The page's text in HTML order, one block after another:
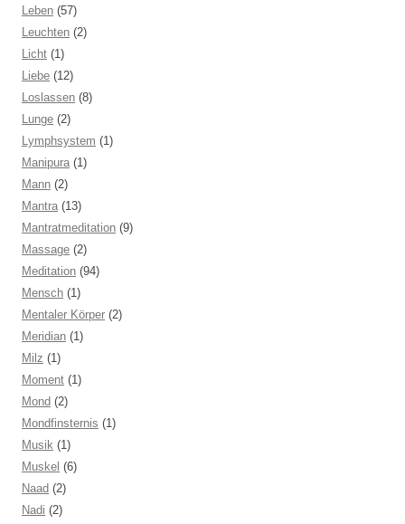
Leben (57)
Leuchten (2)
Licht (1)
Liebe (12)
Loslassen (8)
Lunge (2)
Lymphsystem (1)
Manipura (1)
Mann (2)
Mantra (13)
Mantratmeditation (9)
Massage (2)
Meditation (94)
Mensch (1)
Mentaler Körper (2)
Meridian (1)
Milz (1)
Moment (1)
Mond (2)
Mondfinsternis (1)
Musik (1)
Muskel (6)
Naad (2)
Nadi (2)